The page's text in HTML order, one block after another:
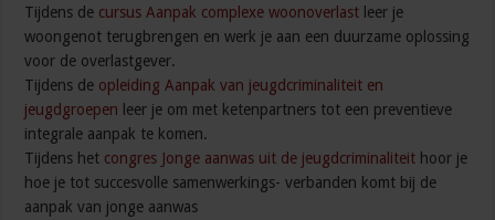
Tijdens de cursus Aanpak complexe woonoverlast leer je
woongenot terugbrengen en werk je aan een duurzame oplossing
voor de overlastgever.
Tijdens de opleiding Aanpak van jeugdcriminaliteit en
jeugdgroepen leer je om met ketenpartners tot een preventieve
integrale aanpak te komen.
Tijdens het congres Jonge aanwas uit de jeugdcriminaliteit hoor je
hoe je tot succesvolle samenwerkings- verbanden komt bij de
aanpak van jonge aanwas